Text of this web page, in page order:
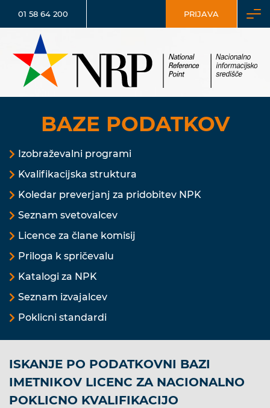
01 58 64 200 PRIJAVA
BAZE PODATKOV
Izobraževalni programi
Kvalifikacijska struktura
Koledar preverjanj za pridobitev NPK
Seznam svetovalcev
Licence za člane komisij
Priloga k spričevalu
Katalogi za NPK
Seznam izvajalcev
Poklicni standardi
ISKANJE PO PODATKOVNI BAZI
IMETNIKOV LICENC ZA NACIONALNO
POKLICNO KVALIFIKACIJO